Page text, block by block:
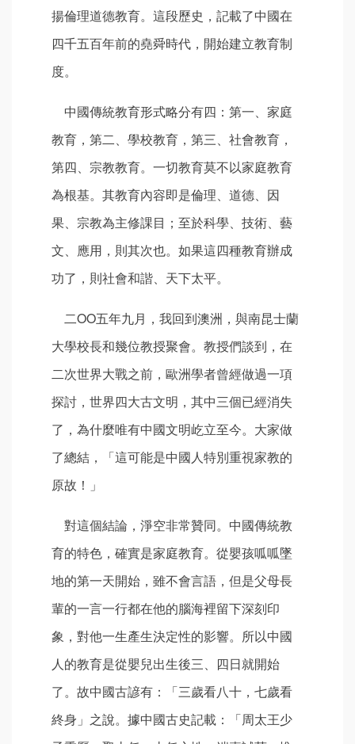
揚倫理道德教育。這段歷史，記載了中國在
四千五百年前的堯舜時代，開始建立教育制
度。
中國傳統教育形式略分有四：第一、家庭
教育，第二、學校教育，第三、社會教育，
第四、宗教教育。一切教育莫不以家庭教育
為根基。其教育內容即是倫理、道德、因
果、宗教為主修課目；至於科學、技術、藝
文、應用，則其次也。如果這四種教育辦成
功了，則社會和諧、天下太平。
二ΟΟ五年九月，我回到澳洲，與南昆士蘭
大學校長和幾位教授聚會。教授們談到，在
二次世界大戰之前，歐洲學者曾經做過一項
探討，世界四大古文明，其中三個已經消失
了，為什麼唯有中國文明屹立至今。大家做
了總結，「這可能是中國人特別重視家教的
原故！」
對這個結論，淨空非常贊同。中國傳統教
育的特色，確實是家庭教育。從嬰孩呱呱墜
地的第一天開始，雖不會言語，但是父母長
輩的一言一行都在他的腦海裡留下深刻印
象，對他一生產生決定性的影響。所以中國
人的教育是從嬰兒出生後三、四日就開始
了。故中國古諺有：「三歲看八十，七歲看
終身」之說。據中國古史記載：「周太王少